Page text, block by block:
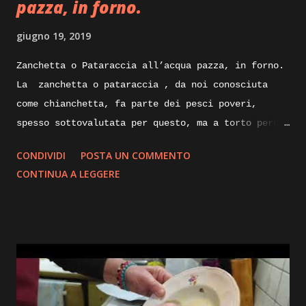
pazza, in forno.
giugno 19, 2019
Zanchetta o Pataraccia all’acqua pazza, in forno.
La zanchetta o pataraccia , da noi conosciuta
come chianchetta, fa parte dei pesci poveri,
spesso sottovalutata per questo, ma a torto perche
grassi. Nelle sue taglie piccole e utilizzata
fritta, ma nelle taglie degli esemplari maturi
Andiamo quindi a prepararla oggi all’acqua pazza,
cucinata in forno. Ingredienti: Zanchetta, pescato
fresco, aglio olio prezzemolo, rametto di timo,
CONDIVIDI
POSTA UN COMMENTO
CONTINUA A LEGGERE